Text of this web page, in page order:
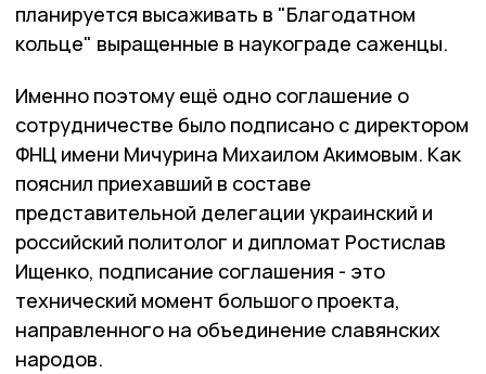
планируется высаживать в "Благодатном
кольце" выращенные в наукограде саженцы.
Именно поэтому ещё одно соглашение о
сотрудничестве было подписано с директором
ФНЦ имени Мичурина Михаилом Акимовым. Как
пояснил приехавший в составе
представительной делегации украинский и
российский политолог и дипломат Ростислав
Ищенко, подписание соглашения - это
технический момент большого проекта,
направленного на объединение славянских
народов.